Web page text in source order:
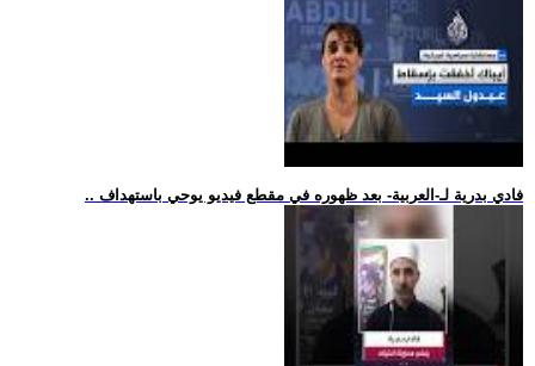
.. فادي بدرية لـ-العربية- بعد ظهوره في مقطع فيديو يوحي باستهداف